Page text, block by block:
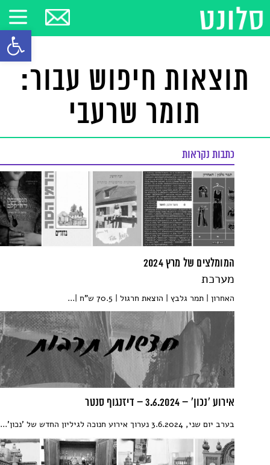
פתח
תוצאות חיפוש עבור:
תומר שרעבי
כתבות נקראות
המומלצים של מרץ 2024
מערכת
האחרון | תמר גלבץ | הוצאת חרגול | 70.5 ש"ח |...
אירוע 'נכון' – 3.6.2024 – דיזנגוף סנטר
בערב יום שני, 3.6.2024 נערוך אירוע חנוכה לגיליון החדש של 'נכון'...